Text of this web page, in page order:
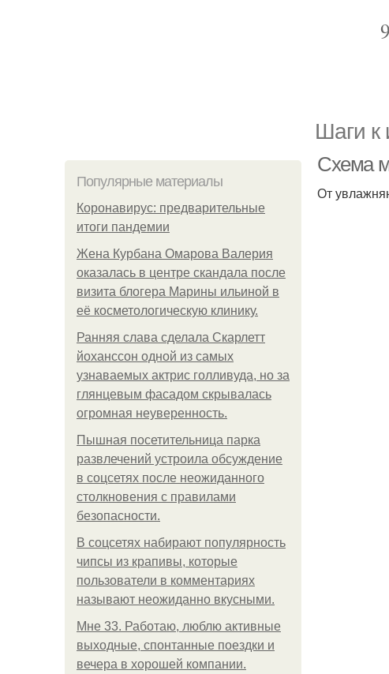
Шаги к
Популярные материалы
Коронавирус: предварительные
итоги пандемии
Жена Курбана Омарова Валерия
оказалась в центре скандала после
визита блогера Марины ильиной в
её косметологическую клинику.
Ранняя слава сделала Скарлетт
йоханссон одной из самых
узнаваемых актрис голливуда, но за
глянцевым фасадом скрывалась
огромная неуверенность.
Пышная посетительница парка
развлечений устроила обсуждение
в соцсетях после неожиданного
столкновения с правилами
безопасности.
В соцсетях набирают популярность
чипсы из крапивы, которые
пользователи в комментариях
называют неожиданно вкусными.
Мне 33. Работаю, люблю активные
выходные, спонтанные поездки и
вечера в хорошей компании.
Схема
От